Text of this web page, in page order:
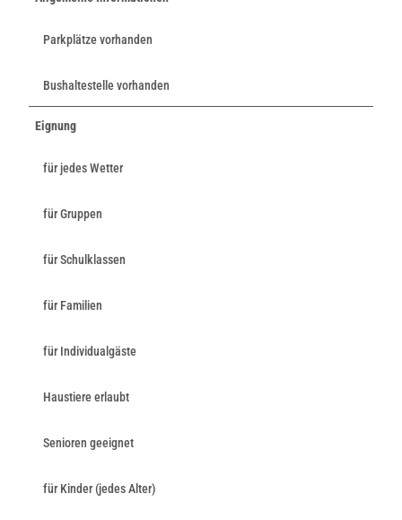
Parkplätze vorhanden
Bushaltestelle vorhanden
Eignung
für jedes Wetter
für Gruppen
für Schulklassen
für Familien
für Individualgäste
Haustiere erlaubt
Senioren geeignet
für Kinder (jedes Alter)